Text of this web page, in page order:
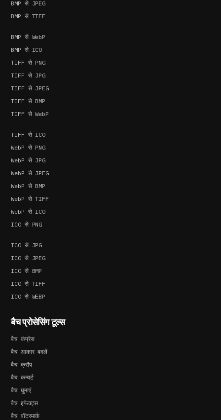
BMP से JPEG
BMP से TIFF
BMP से WebP
BMP से ICO
TIFF से PNG
TIFF से JPG
TIFF से JPEG
TIFF से BMP
TIFF से WebP
TIFF से ICO
WebP से PNG
WebP से JPG
WebP से JPEG
WebP से BMP
WebP से TIFF
WebP से ICO
ICO से PNG
ICO से JPG
ICO से JPEG
ICO से BMP
ICO से TIFF
ICO से WEBP
बैच प्रोसेसिंग टूल्स
बैच कंप्रेस
बैच आकार बदलें
बैच क्रॉप
बैच कन्वर्ट
बैच घुमाएं
बैच इफेक्ट्स
बैच वॉटरमार्क